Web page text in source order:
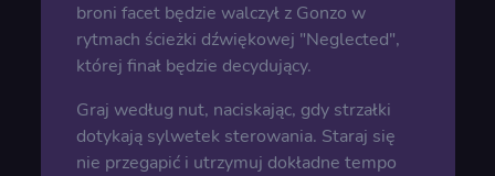
broni facet będzie walczył z Gonzo w
rytmach ścieżki dźwiękowej "Neglected",
której finał będzie decydujący.
Graj według nut, naciskając, gdy strzałki
dotykają sylwetek sterowania. Staraj się
nie przegapić i utrzymuj dokładne tempo